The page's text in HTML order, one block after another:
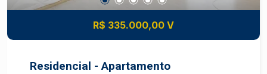
R$ 335.000,00 V
Residencial - Apartamento